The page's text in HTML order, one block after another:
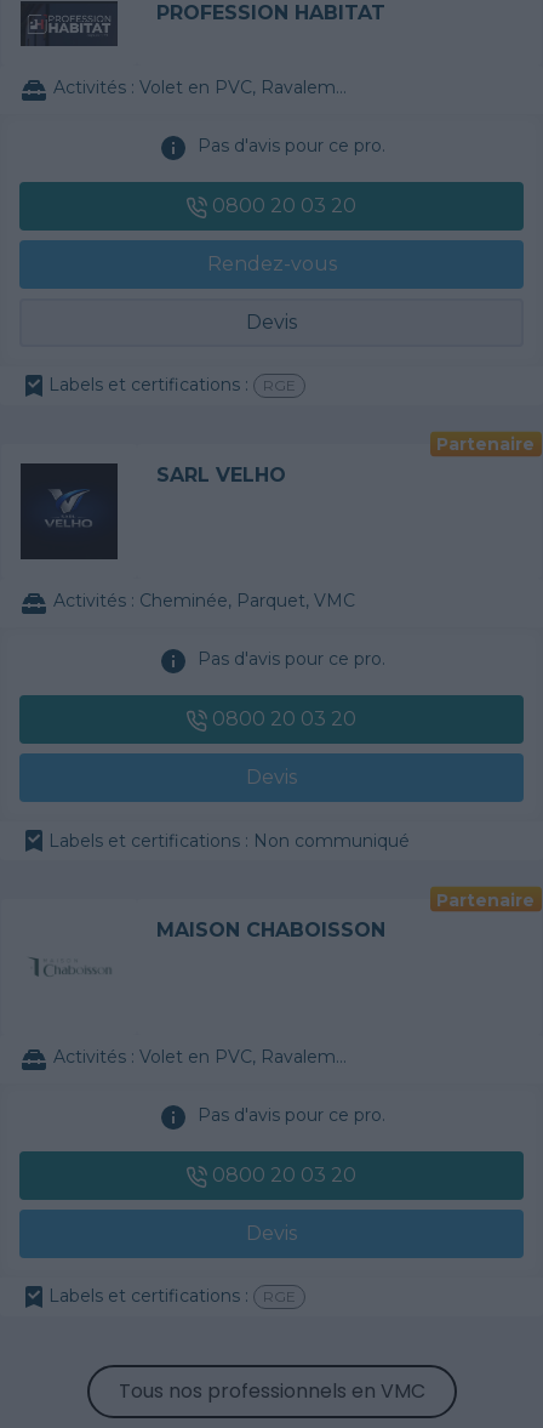
PROFESSION HABITAT
Activités : Volet en PVC, Ravalement de façade, Véranda, Construction de maison individuelle, Rénovation électrique, Isolation thermique des murs intérieurs, Abri de piscine, Traitement de l'eau, Papier peint, Parquet, Chauffe-eau / Thermodynamique, VMC
Pas d'avis pour ce pro.
0800 20 03 20
Rendez-vous
Devis
Labels et certifications : RGE
Partenaire
SARL VELHO
Activités : Cheminée, Parquet, VMC
Pas d'avis pour ce pro.
0800 20 03 20
Devis
Labels et certifications : Non communiqué
Partenaire
MAISON CHABOISSON
Activités : Volet en PVC, Ravalement de façade, Papier peint, VMC
Pas d'avis pour ce pro.
0800 20 03 20
Devis
Labels et certifications : RGE
Tous nos professionnels en VMC